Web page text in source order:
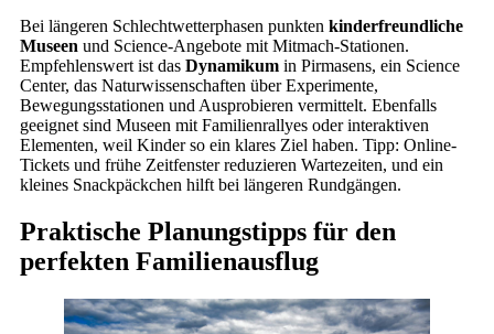
Bei längeren Schlechtwetterphasen punkten kinderfreundliche
Museen und Science-Angebote mit Mitmach-Stationen.
Empfehlenswert ist das Dynamikum in Pirmasens, ein Science
Center, das Naturwissenschaften über Experimente,
Bewegungsstationen und Ausprobieren vermittelt. Ebenfalls
geeignet sind Museen mit Familienrallyes oder interaktiven
Elementen, weil Kinder so ein klares Ziel haben. Tipp: Online-
Tickets und frühe Zeitfenster reduzieren Wartezeiten, und ein
kleines Snackpäckchen hilft bei längeren Rundgängen.
Praktische Planungstipps für den
perfekten Familienausflug